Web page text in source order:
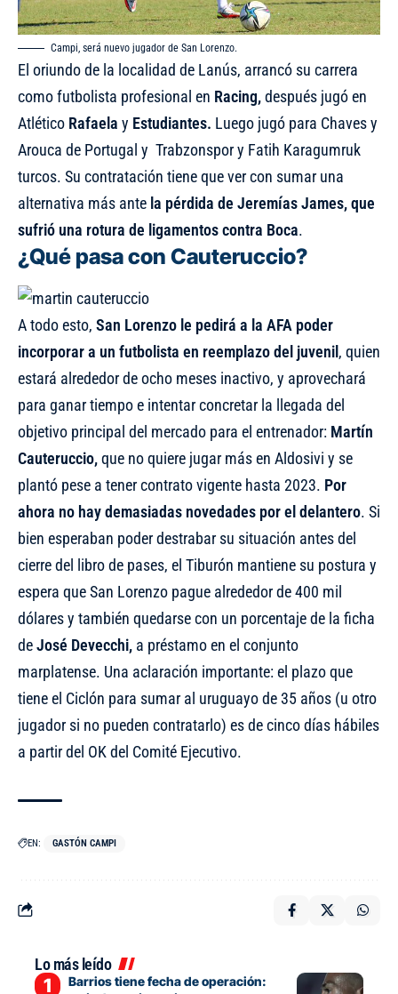
Campi, será nuevo jugador de San Lorenzo.
El oriundo de la localidad de Lanús, arrancó su carrera
como futbolista profesional en Racing,después jugó en
Atlético Rafaela y Estudiantes. Luego jugó para Chaves y
Arouca de Portugal y Trabzonspor y Fatih Karagumruk
turcos. Su contratación tiene que ver con sumar una
alternativa más ante la pérdida de Jeremías James, que
sufrió una rotura de ligamentos contra Boca.
¿Qué pasa con Cauteruccio?
A todo esto, San Lorenzo le pedirá a la AFA poder
incorporar a un futbolista en reemplazo del juvenil , quien
estará alrededor de ocho meses inactivo, y aprovechará
para ganar tiempo e intentar concretar la llegada del
objetivo principal del mercado para el entrenador: Martín
Cauteruccio,que no quiere jugar más en Aldosivi y se
plantó pese a tener contrato vigente hasta 2023. Por
ahora no hay demasiadas novedades por el delantero. Si
bien esperaban poder destrabar su situación antes del
cierre del libro de pases, el Tiburón mantiene su postura y
espera que San Lorenzo pague alrededor de 400 mil
dólares y también quedarse con un porcentaje de la ficha
deJosé Devecchi, a préstamo en el conjunto
marplatense. Una aclaración importante: el plazo que
tiene el Ciclón para sumar al uruguayo de 35 años (u otro
jugador si no pueden contratarlo) es de cinco días hábiles
a partir del OK del Comité Ejecutivo.
EN: GASTÓN CAMPI
Lo más leído
Barrios tiene fecha de operación: